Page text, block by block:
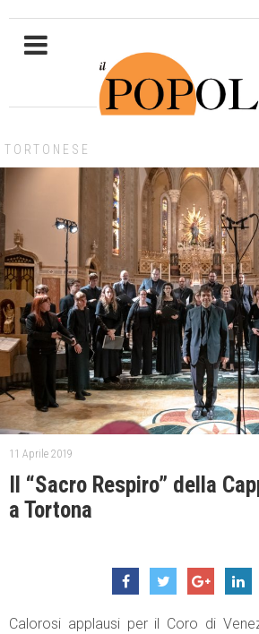
TORTONESE
11 Aprile 2019
Il “Sacro Respiro” della
a Tortona
Calorosi applausi per il Coro di